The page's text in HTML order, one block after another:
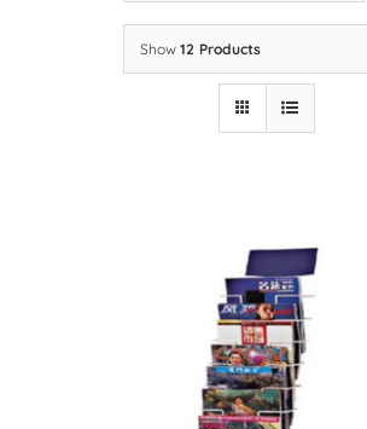
Show12 Products